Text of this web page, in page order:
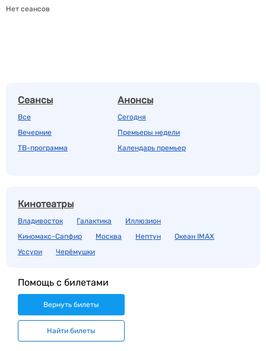
Нет сеансов
Сеансы
Все
Вечерние
ТВ-программа
Анонсы
Сегодня
Премьеры недели
Календарь премьер
Кинотеатры
Владивосток Галактика
Иллюзион
Киномакс-Сапфир
Москва Нептун
Океан IMAX
Уссури
Черёмушки
Помощь с билетами
Вернуть билеты
Найти билеты